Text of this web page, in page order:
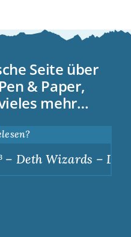
Seite über
& Paper,
mehr…
Deth Wizards –